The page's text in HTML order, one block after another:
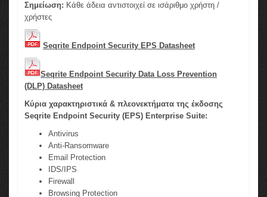
Σημείωση: Κάθε άδεια αντιστοιχεί σε ισάριθμο χρήστη /
χρήστες
Seqrite Endpoint Security EPS Datasheet
Seqrite Endpoint Security Data Loss Prevention
(DLP) Datasheet
Κύρια χαρακτηριστικά & πλεονεκτήματα της έκδοσης
Seqrite Endpoint Security (EPS) Enterprise Suite:
Antivirus
Anti-Ransomware
Email Protection
IDS/IPS
Firewall
Browsing Protection